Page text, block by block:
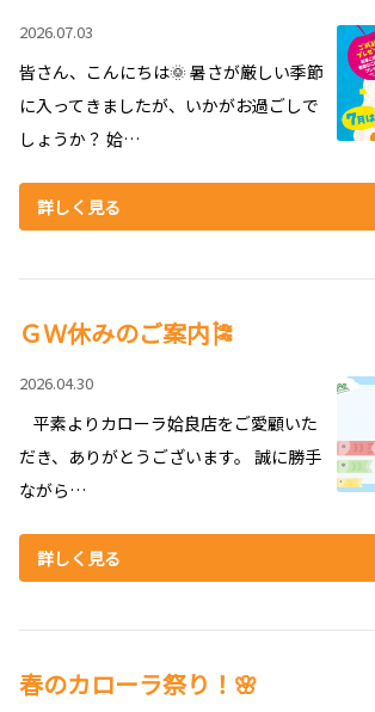
2026.07.03
皆さん、こんにちは🌞 暑さが厳しい季節
に入ってきましたが、いかがお過ごしで
しょうか？ 姶…
詳しく見る
ＧＷ休みのご案内🎏
2026.04.30
平素よりカローラ姶良店をご愛顧いた
だき、ありがとうございます。 誠に勝手
ながら…
詳しく見る
春のカローラ祭り！🌸